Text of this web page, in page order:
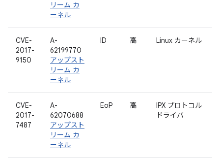
リーム カ
ーネル
CVE-
2017-
9150
A-
62199770
アップスト
リーム カ
ーネル
ID 高 Linux カーネル
CVE-
2017-
7487
A-
62070688
アップスト
リーム カ
ーネル
EoP 高
IPX プロトコル
ドライバ